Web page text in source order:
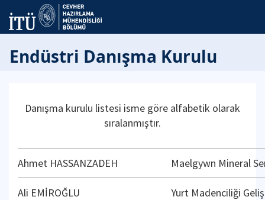
Endüstri Danışma Kurulu
Danışma kurulu listesi isme göre alfabetik olarak
sıralanmıştır.
Ahmet HASSANZADEH Maelgywn Mineral
Ali EMİROĞLU Yurt Madenciliği